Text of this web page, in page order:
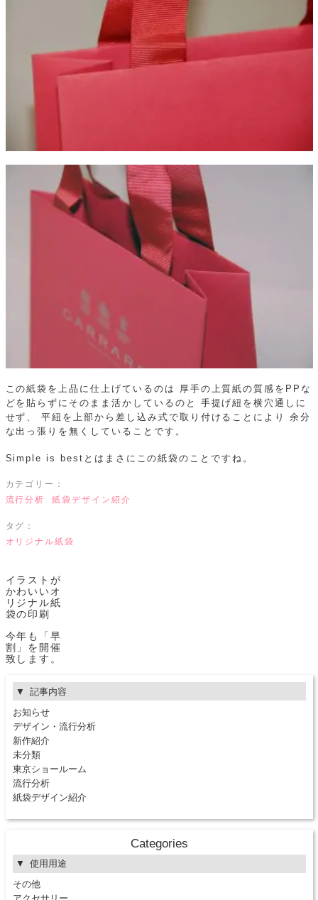
この紙袋を上品に仕上げているのは
厚手の上質紙の質感をPPな
どを貼らずにそのまま活かしているのと
手提げ紐を横穴通しに
せず、
平紐を上部から差し込み式で取り付けることにより
余分
な出っ張りを無くしていることです。
Simple is bestとはまさにこの紙袋のことですね。
カテゴリー：
流行分析
紙袋デザイン紹介
タグ：
オリジナル紙袋
イラストが
かわいいオ
リジナル紙
袋の印刷
今年も「早
割」を開催
致します。
記事内容
お知らせ
デザイン・流行分析
新作紹介
未分類
東京ショールーム
流行分析
紙袋デザイン紹介
Categories
使用用途
その他